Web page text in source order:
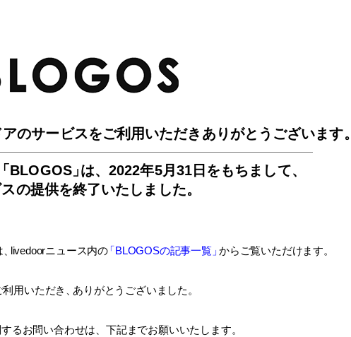
のサービスをご利用いただきありがとうございます。
BLOGOS」は、2022年5月31日をもちまして、
の提供を終了いたしました。
livedoorニュース内の「BLOGOSの記事一覧」 からご覧いただけます。
用いただき ありがとうございました。
るお問い合わせは、 下記までお願いいたします。